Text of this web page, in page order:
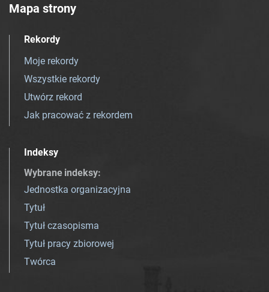
Mapa strony
Rekordy
Moje rekordy
Wszystkie rekordy
Utwórz rekord
Jak pracować z rekordem
Indeksy
Wybrane indeksy:
Jednostka organizacyjna
Tytuł
Tytuł czasopisma
Tytuł pracy zbiorowej
Twórca